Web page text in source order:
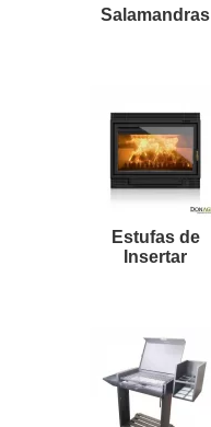
Salamandras
Estufas de
Insertar